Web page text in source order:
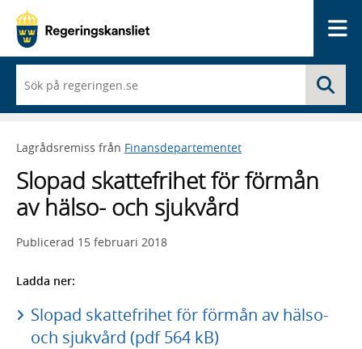
du
börjar
skriva
framträder
lista
med
sökförslag
Lagrådsremiss från Finansdepartementet
Slopad skattefrihet för förmån
av hälso- och sjukvård
Publicerad 15 februari 2018
Ladda ner:
Slopad skattefrihet för förmån av hälso-
och sjukvård (pdf 564 kB)